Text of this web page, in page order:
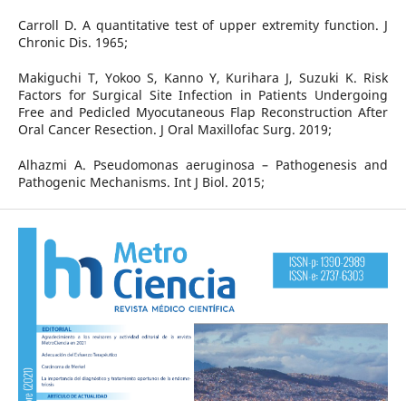
Carroll D. A quantitative test of upper extremity function. J
Chronic Dis. 1965;
Makiguchi T, Yokoo S, Kanno Y, Kurihara J, Suzuki K. Risk
Factors for Surgical Site Infection in Patients Undergoing
Free and Pedicled Myocutaneous Flap Reconstruction After
Oral Cancer Resection. J Oral Maxillofac Surg. 2019;
Alhazmi A. Pseudomonas aeruginosa – Pathogenesis and
Pathogenic Mechanisms. Int J Biol. 2015;